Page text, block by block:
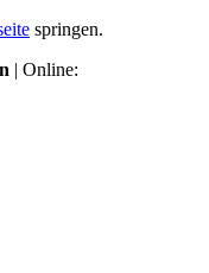
springen.
| Online: